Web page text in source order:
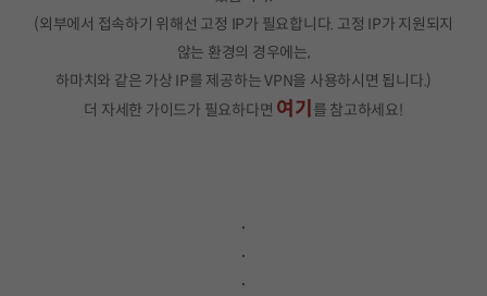
(외부에서 접속하기 위해선 고정 IP가 필요합니다. 고정 IP가 지원되지
않는 환경의 경우에는,
하마치와 같은 가상 IP를 제공하는 VPN을 사용하시면 됩니다.)
더 자세한 가이드가 필요하다면 여기 를 참고하세요!
.
.
.